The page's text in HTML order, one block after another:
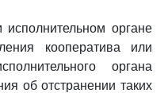
органе
кооператива или
органа
об отстранении таких